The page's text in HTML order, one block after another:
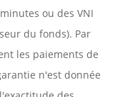
ou des VNI
du fonds). Par
les paiements de
n'est donnée